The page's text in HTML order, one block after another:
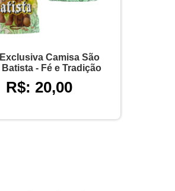
Camisa São
- Fé e Tradição
R$: 20,00